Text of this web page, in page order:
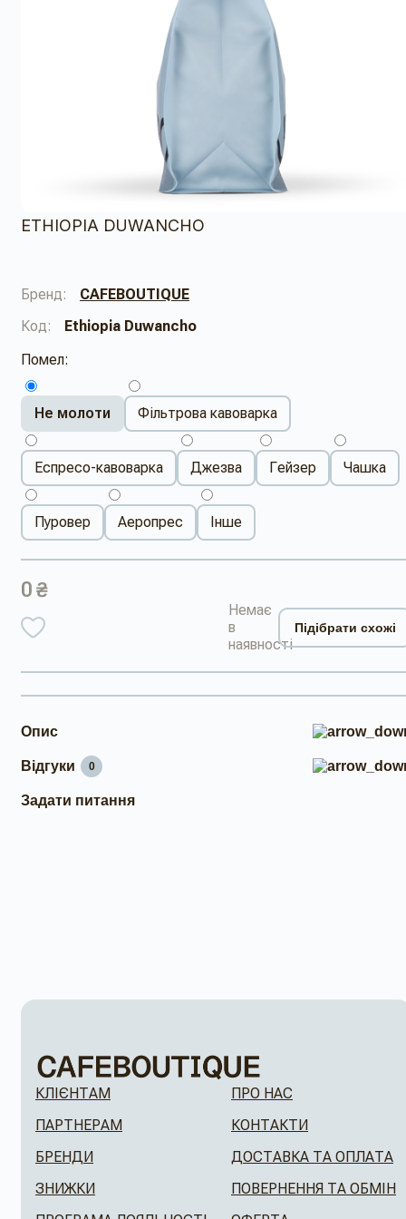
ETHIOPIA DUWANCHO
Бренд:
CAFEBOUTIQUE
Код:
Ethiopia Duwancho
Помел:
Не молоти Фільтрова кавоварка
Еспресо-кавоварка Джезва Гейзер Чашка
Пуровер Аеропрес Інше
0 ₴
Немає
в
наявності
Підібрати схожі
Опис
Відгуки 0
Задати питання
КЛІЄНТАМ
ПАРТНЕРАМ
БРЕНДИ
ЗНИЖКИ
ПРО НАС
КОНТАКТИ
ДОСТАВКА ТА ОПЛАТА
ПОВЕРНЕННЯ ТА ОБМІН